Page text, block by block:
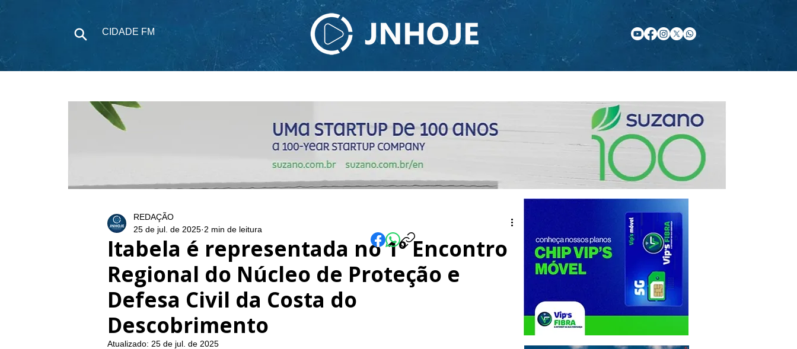
CIDADE FM
Itabela é representada no 1º Encontro
Regional do Núcleo de Proteção e
Defesa Civil da Costa do
Descobrimento
REDAÇÃO
25 de jul. de 2025 2 min de leitura
Atualizado: 25 de jul. de 2025